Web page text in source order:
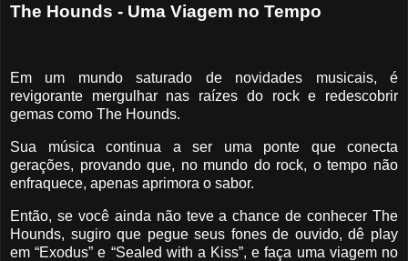
The Hounds - Uma Viagem no Tempo
Em um mundo saturado de novidades musicais, é
revigorante mergulhar nas raízes do rock e redescobrir
gemas como The Hounds.
Sua música continua a ser uma ponte que conecta
gerações, provando que, no mundo do rock, o tempo não
enfraquece, apenas aprimora o sabor.
Então, se você ainda não teve a chance de conhecer The
Hounds, sugiro que pegue seus fones de ouvido, dê play
em “Exodus” e “Sealed with a Kiss”, e faça uma viagem no